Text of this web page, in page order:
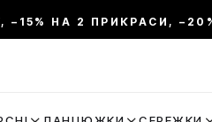
–15% НА 2 ПРИКРАСИ,